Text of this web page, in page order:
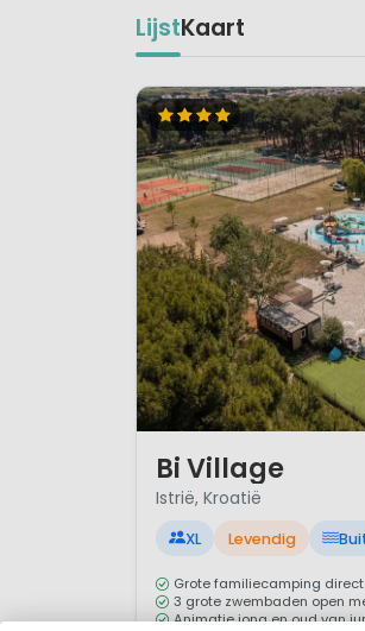
LijstKaart
Bi Village
Istrië, Kroatië
XL Levendig
Grote familiecamping
3 grote zwembaden open
Animatie jong en oud van